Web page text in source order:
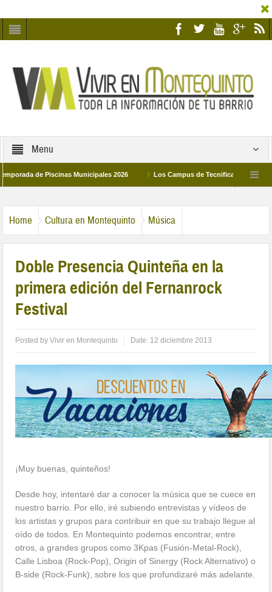
Menu
de Piscinas Municipales 2026 Los Campus de Tecnificación Deportiva
Home Cultura en Montequinto Música
Doble Presencia Quinteña en la
primera edición del Fernanrock
Festival
Posted byVivir en Montequinto Date: 12 diciembre 2013
¡Muy buenas, quinteños!
Desde hoy, intentaré dar a conocer la música que se cuece en
nuestro barrio. Por ello, iré subiendo entrevistas y vídeos de
los artistas y grupos para contribuir en que su trabajo llegue al
oído de todos. En Montequinto podemos encontrar, entre
otros, a grandes grupos como 3Kpas (Fusión-Metal-Rock),
Calle Lisboa (Rock-Pop), Origin of Sinergy (Rock Alternativo) o
B-side (Rock-Funk), sobre los que profundizaré más adelante.